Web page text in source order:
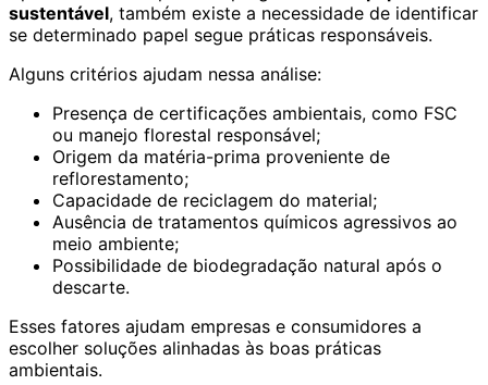
sustentável, também existe a necessidade de identificar
se determinado papel segue práticas responsáveis.
Alguns critérios ajudam nessa análise:
Presença de certificações ambientais, como FSC
ou manejo florestal responsável;
Origem da matéria-prima proveniente de
reflorestamento;
Capacidade de reciclagem do material;
Ausência de tratamentos químicos agressivos ao
meio ambiente;
Possibilidade de biodegradação natural após o
descarte.
Esses fatores ajudam empresas e consumidores a
escolher soluções alinhadas às boas práticas
ambientais.